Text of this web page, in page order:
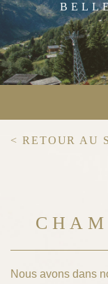
< RETOUR AU
Nous avons dans